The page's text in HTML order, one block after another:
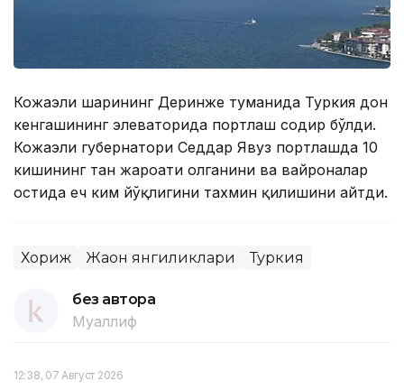
Кожаэли шаҳрининг Деринже туманида Туркия дон
кенгашининг элеваторида портлаш содир бўлди.
Кожаэли губернатори Седдар Явуз портлашда 10
кишининг тан жароҳати олганини ва вайроналар
остида ҳеч ким йўқлигини тахмин қилишини айтди.
Хориж Жаҳон янгиликлари Туркия
без автора
Муаллиф
12:38, 07 Август 2026